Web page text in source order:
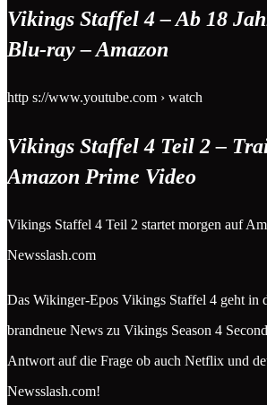
Vikings Staffel 4 – Ab 18
Blu-ray – Amazon
http s://www.youtube.com › watch
Vikings Staffel 4 Teil 2 –
Amazon Prime Video
Vikings Staffel 4 Teil 2 startet morgen auf
Newsslash.com
Das Wikinger-Epos Vikings Staffel 4 geht in
brandneue News zu Vikings Season 4
Antwort auf die Frage ob auch Netflix und
Newsslash.com!